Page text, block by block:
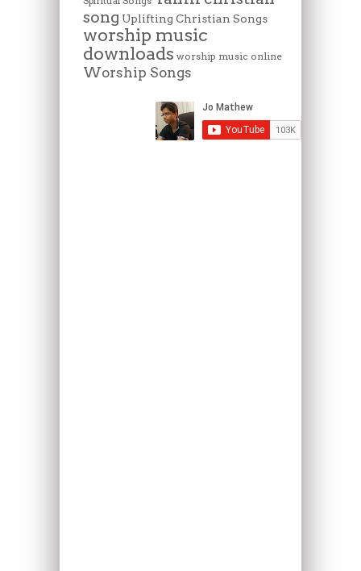
song Uplifting Christian Songs
worship music
downloads worship music online
Worship Songs